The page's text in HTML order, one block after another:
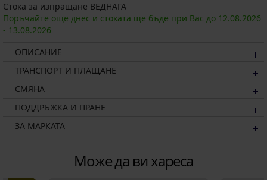
Стока за изпращане ВЕДНАГА
Поръчайте още днес и стоката ще бъде при Вас до 12.08.2026
- 13.08.2026
ОПИСАНИЕ
ТРАНСПОРТ И ПЛАЩАНЕ
СМЯНА
ПОДДРЪЖКА И ПРАНЕ
ЗА МАРКАТА
Може да ви хареса